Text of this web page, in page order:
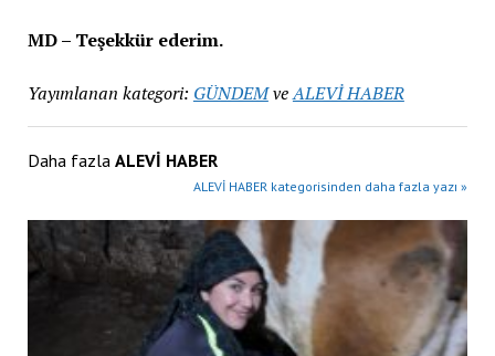
MD – Teşekkür ederim.
Yayımlanan kategori: GÜNDEMveALEVİ HABER
Daha fazla ALEVİ HABER
ALEVİ HABER kategorisinden daha fazla yazı »